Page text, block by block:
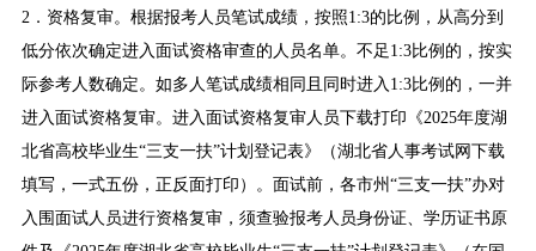
2．资格复审。根据报考人员笔试成绩，按照1:3的比例，从高分到
低分依次确定进入面试资格审查的人员名单。不足1:3比例的，按实
际参考人数确定。如多人笔试成绩相同且同时进入1:3比例的，一并
进入面试资格复审。进入面试资格复审人员下载打印《2025年度湖
北省高校毕业生“三支一扶”计划登记表》（湖北省人事考试网下载
填写，一式五份，正反面打印）。面试前，各市州“三支一扶”办对
入围面试人员进行资格复审，须查验报考人员身份证、学历证书原